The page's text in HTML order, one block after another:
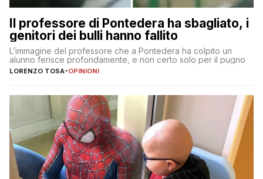
Il professore di Pontedera ha sbagliato, i
genitori dei bulli hanno fallito
L’immagine del professore che a Pontedera ha colpito un
alunno ferisce profondamente, e non certo solo per il pugno
LORENZO TOSA-OPINIONI